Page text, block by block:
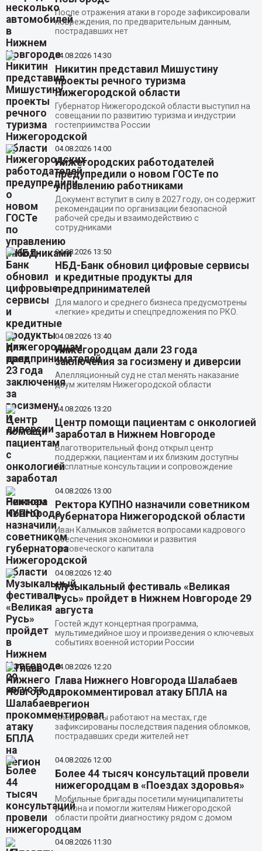
После отражения атаки в городе зафиксировали
повреждения, по предварительным данным,
пострадавших нет
04.08.2026 14:30
Никитин представил Мишустину
проекты речного туризма
Нижегородской области
Губернатор Нижегородской области выступил на
совещании по развитию туризма и индустрии
гостеприимства России
04.08.2026 14:00
Нижегородских работодателей
предупредили о новом ГОСТе по
управлению работниками
Документ вступит в силу в 2027 году, он содержит
рекомендации по организации безопасной
рабочей среды и взаимодействию с
сотрудниками
04.08.2026 13:50
НБД-Банк обновил цифровые сервисы
и кредитные продукты для
предпринимателей
Для малого и среднего бизнеса предусмотрены
«легкие» кредиты и спецпредложения по РКО.
04.08.2026 13:40
Нижегородцам дали 23 года
заключения за госизмену и диверсии
Апелляционный суд не стал менять наказание
двум жителям Нижегородской области
04.08.2026 13:20
Центр помощи пациентам с онкологией
заработал в Нижнем Новгороде
Благотворительный фонд открыл центр
поддержки, пациентам и их близким доступны
бесплатные консультации и сопровождение
04.08.2026 13:00
Ректора КУПНО назначили советником
губернатора Нижегородской области
Иван Калмыков займется вопросами кадрового
обеспечения экономики и развития
человеческого капитала
04.08.2026 12:40
Музыкальный фестиваль «Великая
Русь» пройдет в Нижнем Новгороде 29
августа
Гостей ждут концертная программа,
мультимедийное шоу и произведения о ключевых
событиях военной истории России
04.08.2026 12:20
Глава Нижнего Новгорода Шалабаев
прокомментировал атаку БПЛА на
регион
Специалисты работают на местах, где
зафиксированы последствия падения обломков,
пострадавших среди жителей нет
04.08.2026 12:00
Более 44 тысяч консультаций провели
нижегородцам в «Поездах здоровья»
Мобильные бригады посетили муниципалитеты
региона и помогли жителям Нижегородской
области пройти диагностику рядом с домом
04.08.2026 11:30